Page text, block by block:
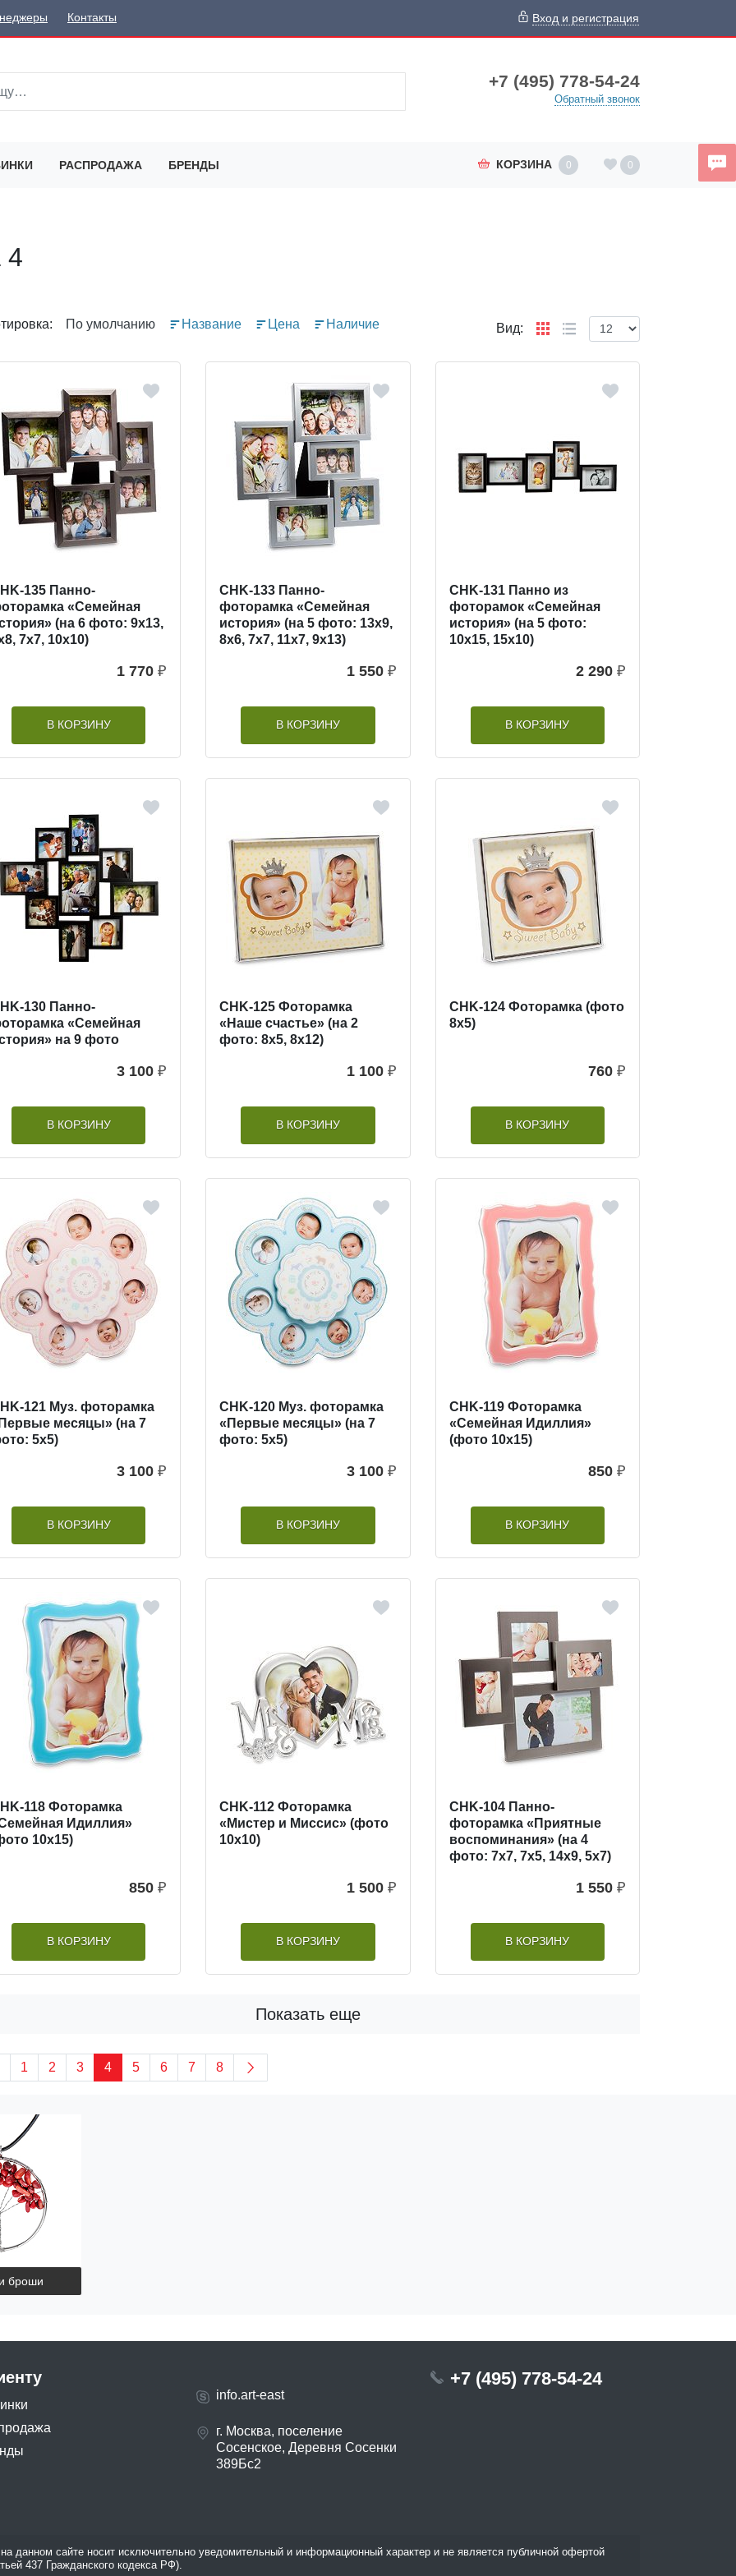
Контакты Вход и регистрация
+7 (495) 778-54-24
Обратный звонок
РАСПРОДАЖА БРЕНДЫ КОРЗИНА 0 0
4
По умолчанию Название Цена Наличие Вид:
135 Панно-
«Семейная
(на 6 фото: 9х13,
7х7, 10х10)
1 770 ₽
В КОРЗИНУ
CHK-133 Панно-
фоторамка «Семейная
история» (на 5 фото: 13х9,
8х6, 7х7, 11х7, 9х13)
1 550 ₽
В КОРЗИНУ
CHK-131 Панно из
фоторамок «Семейная
история» (на 5 фото:
10х15, 15х10)
2 290 ₽
В КОРЗИНУ
130 Панно-
«Семейная
на 9 фото
3 100 ₽
В КОРЗИНУ
CHK-125 Фоторамка
«Наше счастье» (на 2
фото: 8х5, 8х12)
1 100 ₽
В КОРЗИНУ
CHK-124 Фоторамка (фото
8х5)
760 ₽
В КОРЗИНУ
121 Муз. фоторамка
месяцы» (на 7
5х5)
3 100 ₽
В КОРЗИНУ
CHK-120 Муз. фоторамка
«Первые месяцы» (на 7
фото: 5х5)
3 100 ₽
В КОРЗИНУ
CHK-119 Фоторамка
«Семейная Идиллия»
(фото 10х15)
850 ₽
В КОРЗИНУ
118 Фоторамка
Идиллия»
10х15)
850 ₽
В КОРЗИНУ
CHK-112 Фоторамка
«Мистер и Миссис» (фото
10х10)
1 500 ₽
В КОРЗИНУ
CHK-104 Панно-
фоторамка «Приятные
воспоминания» (на 4
фото: 7х7, 7х5, 14х9, 5х7)
1 550 ₽
В КОРЗИНУ
Показать еще
1 2 3 4 5 6 7 8
броши
info.art-east
г. Москва, поселение
Сосенское, Деревня Сосенки
389Бс2
+7 (495) 778-54-24
сайте носит исключительно уведомительный и информационный характер и не является публичной офертой
437 Гражданского кодекса РФ).